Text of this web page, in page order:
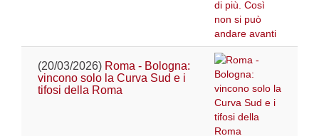
(20/03/2026) Roma - Bologna:
vincono solo la Curva Sud e i
tifosi della Roma